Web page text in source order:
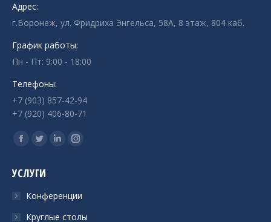
Адрес:
г.Воронеж, ул. Фридриха Энгельса, 58А, 8 этаж, 804 каб.
График работы:
Пн - Пт: 9:00 - 18:00
Телефоны:
+7 (903) 857-42-94
+7 (920) 406-80-71
Ищите нас:
Страница
открывается
Страница
открывается
в
Страница
в
Страница
в
УСЛУГИ
Конференции
Круглые столы